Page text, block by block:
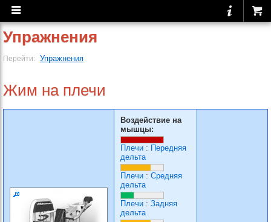
Упражнения
Перейти: Упражнения
Жим на плечи
Воздействие на
мышцы:
Плечи : Передняя
дельта
Плечи : Средняя
дельта
Плечи : Задняя
дельта